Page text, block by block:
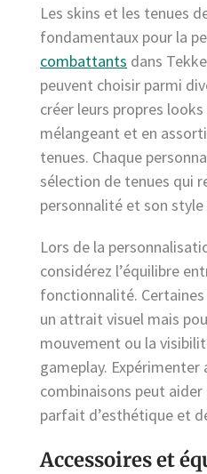
Les skins et les tenues
fondamentaux pour la
combattants dans
peuvent choisir parmi
créer leurs propres looks
mélangeant et en
tenues. Chaque
sélection de tenues qui
personnalité et son
Lors de la
considérez l’équilibre
fonctionnalité.
un attrait visuel mais
mouvement ou la
gameplay. Expérimenter
combinaisons peut
parfait d’esthétique et
Accessoires et